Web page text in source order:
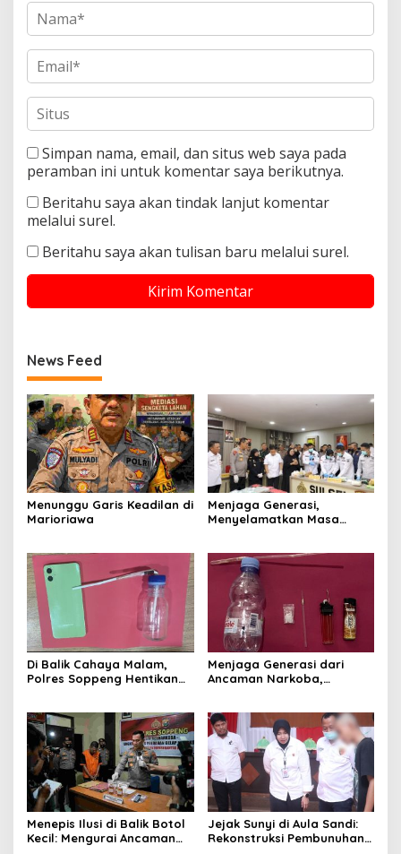
Simpan nama, email, dan situs web saya pada
peramban ini untuk komentar saya berikutnya.
Beritahu saya akan tindak lanjut komentar
melalui surel.
Beritahu saya akan tulisan baru melalui surel.
News Feed
Menunggu Garis Keadilan di
Marioriawa
Menjaga Generasi,
Menyelamatkan Masa
Narkotika
Di Balik Cahaya Malam,
Polres Soppeng Hentikan
Menjaga Generasi dari
Ancaman Narkoba,
Terduga di Cabenge
Menepis Ilusi di Balik Botol
Kecil: Mengurai Ancaman
Jejak Sunyi di Aula Sandi:
Rekonstruksi Pembunuhan